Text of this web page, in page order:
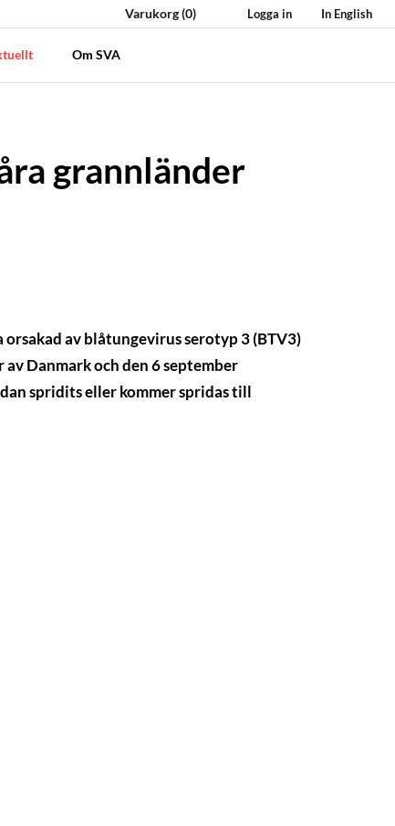
Varukorg(0) Logga in In English
Om SVA
grannländer
av blåtungevirus serotyp 3 (BTV3)
Danmark och den 6 september
spridits eller kommer spridas till